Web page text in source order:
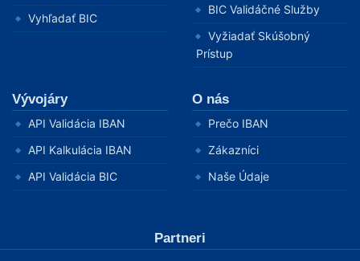
Vyhľadať BIC
BIC Validáčné Služby
Vyžiadať Skúšobný
Prístup
Vývojáry
API Validácia IBAN
API Kalkulácia IBAN
API Validácia BIC
O nás
Prečo IBAN
Zákazníci
Naše Údaje
Partneri